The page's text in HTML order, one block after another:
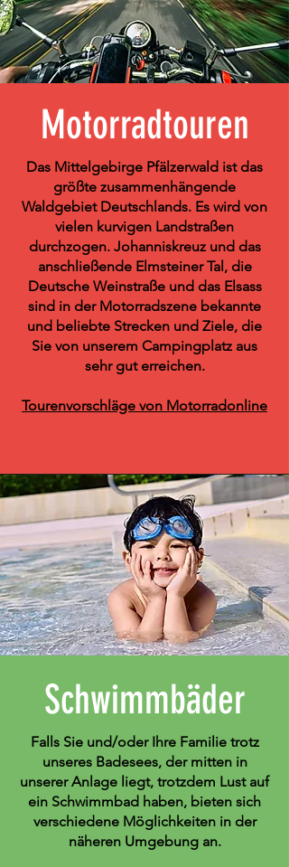
Motorradtouren
Das Mittelgebirge Pfälzerwald ist das
größte zusammenhängende
Waldgebiet Deutschlands. Es wird von
vielen kurvigen Landstraßen
durchzogen. Johanniskreuz und das
anschließende Elmsteiner Tal, die
Deutsche Weinstraße und das Elsass
sind in der Motorradszene bekannte
und beliebte Strecken und Ziele, die
Sie von unserem Campingplatz aus
sehr gut erreichen.
Tourenvorschläge von Motorradonline
Schwimmbäder
Falls Sie und/oder Ihre Familie trotz
unseres Badesees, der mitten in
unserer Anlage liegt, trotzdem Lust auf
ein Schwimmbad haben, bieten sich
verschiedene Möglichkeiten in der
näheren Umgebung an.